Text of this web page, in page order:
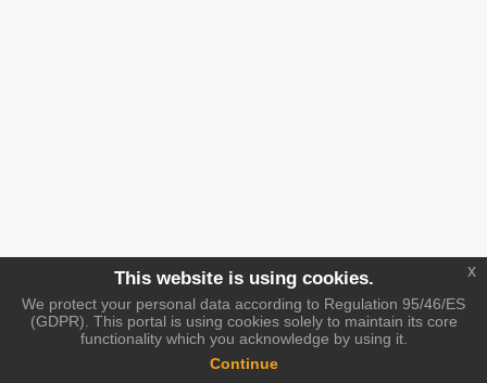
This website is using cookies.
We protect your personal data according to Regulation 95/46/ES
(GDPR). This portal is using cookies solely to maintain its core
functionality which you acknowledge by using it.
Continue
x